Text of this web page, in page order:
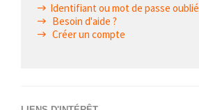
Identifiant ou mot de passe oublié
Besoin d'aide ?
Créer un compte